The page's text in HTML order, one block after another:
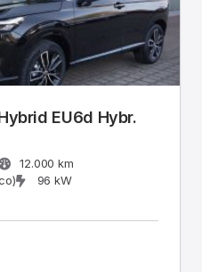
EU6d Hybr.
12.000 km
96 kW